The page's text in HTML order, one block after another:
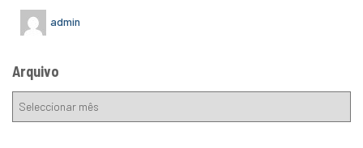
admin
Arquivo